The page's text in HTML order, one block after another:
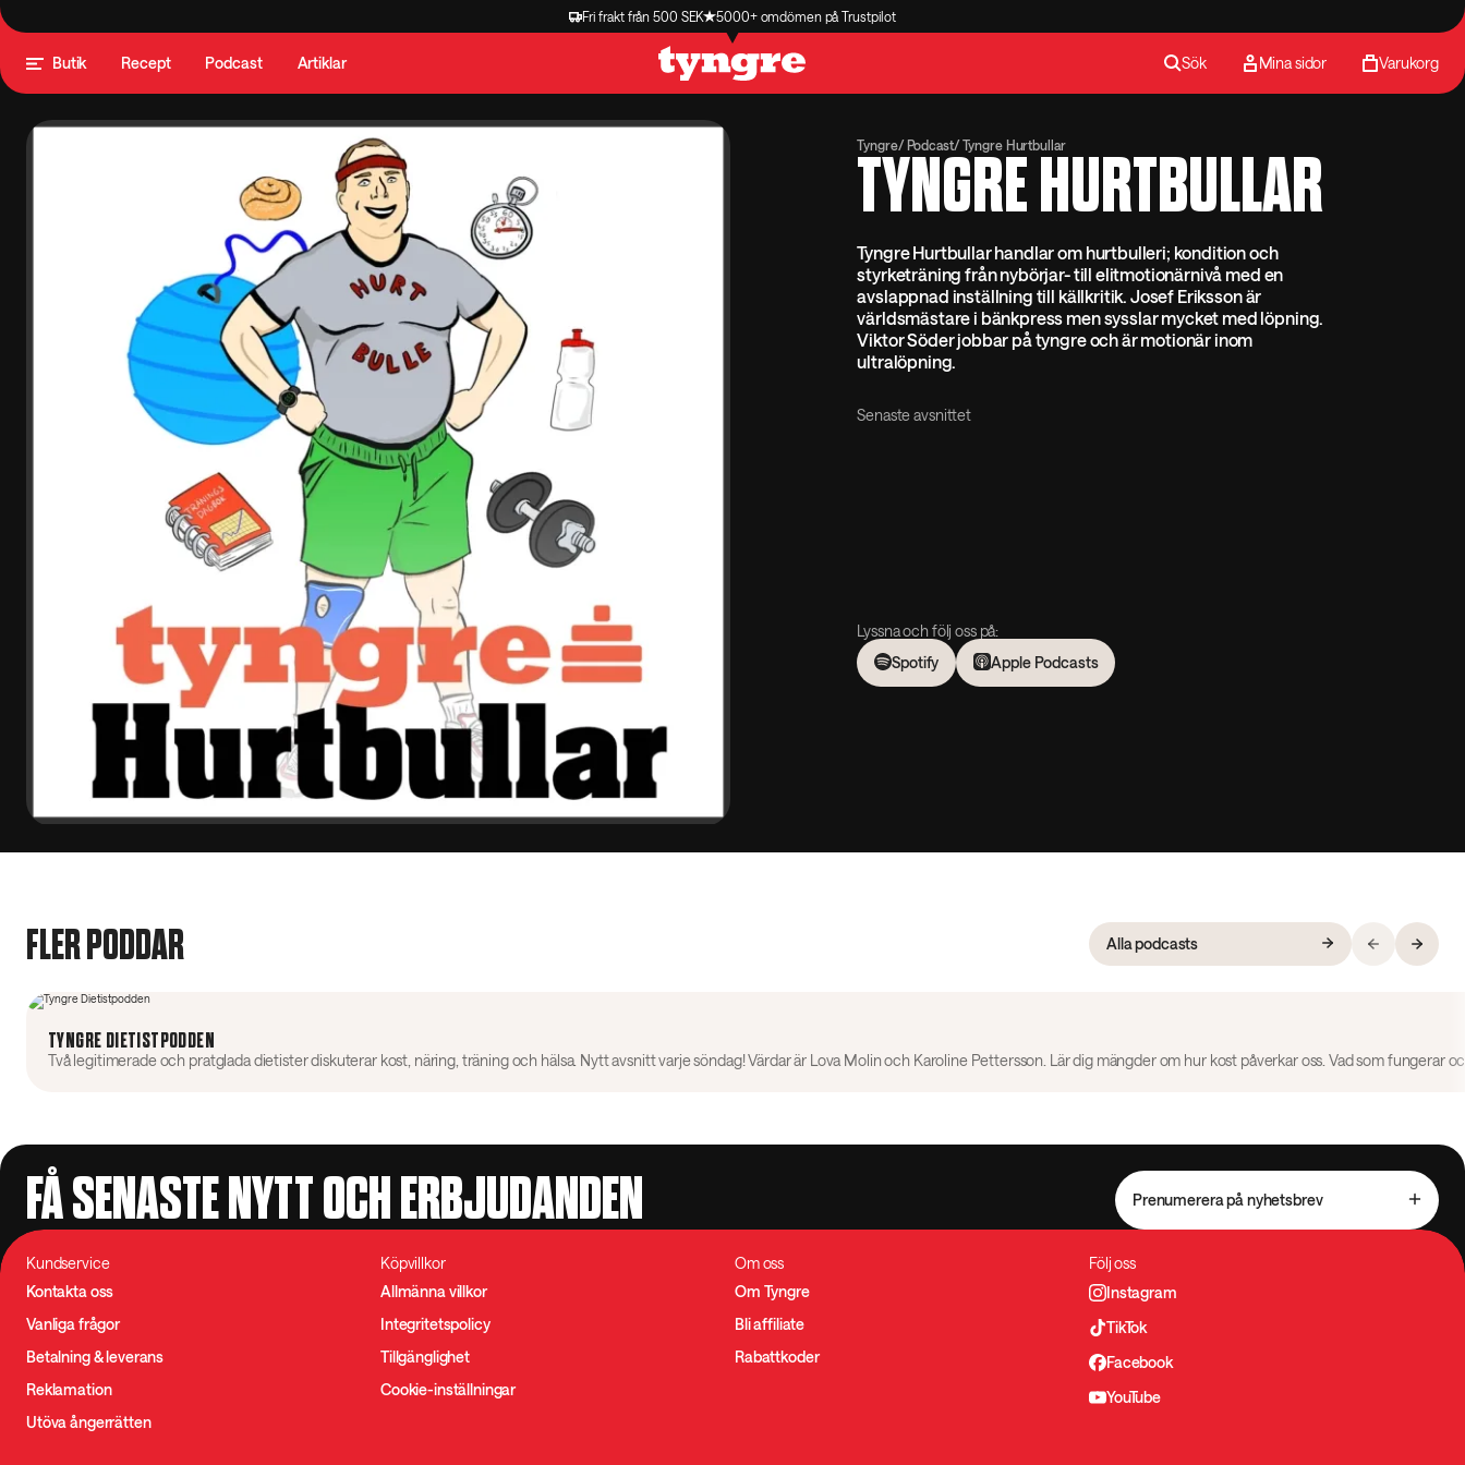
Fri frakt från 500 SEK 5000+ omdömen på Trustpilot
Butik Recept Podcast Artiklar Sök Mina sidor Varukorg
Tyngre Podcast Tyngre Hurtbullar
TYNGRE HURTBULLAR
Tyngre Hurtbullar handlar om hurtbulleri; kondition och
styrketräning från nybörjar- till elitmotionärnivå med en
avslappnad inställning till källkritik. Josef Eriksson är
världsmästare i bänkpress men sysslar mycket med löpning.
Viktor Söder jobbar på tyngre och är motionär inom
ultralöpning.
Senaste avsnittet
Lyssna och följ oss på:
Spotify
Apple Podcasts
FLER PODDAR Alla podcasts
TYNGRE DIETISTPODDEN
FÅ SENASTE NYTT OCH ERBJUDANDEN Prenumerera på nyhetsbrev
Kundservice
Kontakta oss
Vanliga frågor
Betalning & leverans
Reklamation
Utöva ångerrätten
Köpvillkor
Allmänna villkor
Integritetspolicy
Tillgänglighet
Cookie-inställningar
Om oss
Om Tyngre
Bli affiliate
Rabattkoder
Följ oss
Instagram
TikTok
Facebook
YouTube